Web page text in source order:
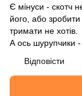
Є мінуси - скотч
його, або
тримати не хотів.
А ось шурупчики
Відповісти